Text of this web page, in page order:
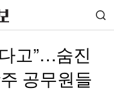
고”…숨진
공무원들